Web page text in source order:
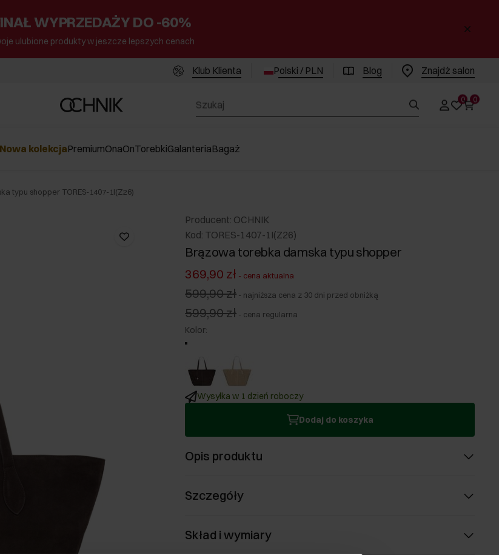
WYPRZEDAŻY DO -60%
ulubione produkty w jeszcze lepszych cenach
Klub Klienta Polski / PLN Blog Znajdż salon
0 0
Nowa kolekcjaPremiumOnaOnTorebkiGalanteriaBagaż
typu shopper TORES-1407-1I(Z26)
Producent: OCHNIK
Kod: TORES-1407-1I(Z26)
Brązowa torebka damska typu shopper
369,90 zł - cena aktualna
599,90 zł - najniższa cena z 30 dni przed obniżką
599,90 zł - cena regularna
Kolor:
Wysyłka w 1 dzień roboczy
Dodaj do koszyka
Opis produktu
Szczegóły
Skład i wymiary